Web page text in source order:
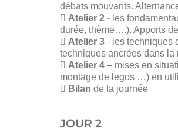
débats mouvants.
 Atelier 2 - les
durée, thème….). Apports
 Atelier 3 - les techniques
techniques ancrées dans
 Atelier 4 – mises en
montage de legos …) en
 Bilan de la journée
JOUR 2